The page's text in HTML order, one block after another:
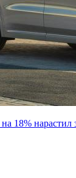
18% нарастил